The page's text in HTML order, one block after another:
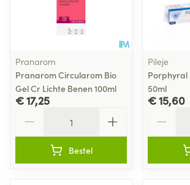
Pranarom
Pranarom Circularom Bio
Gel Cr Lichte Benen 100ml
€ 17,25
Bestel
Pileje
Porphyral
50ml
€ 15,60